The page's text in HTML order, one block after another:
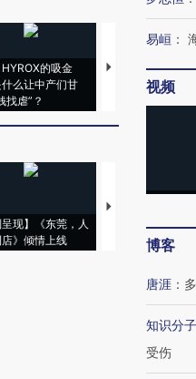
的吸金
么让中产们甘
找虐”？
马航飞行员跨国
粒摇头丸 尿检体
呈现】《东莞，人
》倾情上线
【推广】走进第四
会，让数智科技“
易峘 ：
视频
博客
唐涯 ：
知识分子
受伤